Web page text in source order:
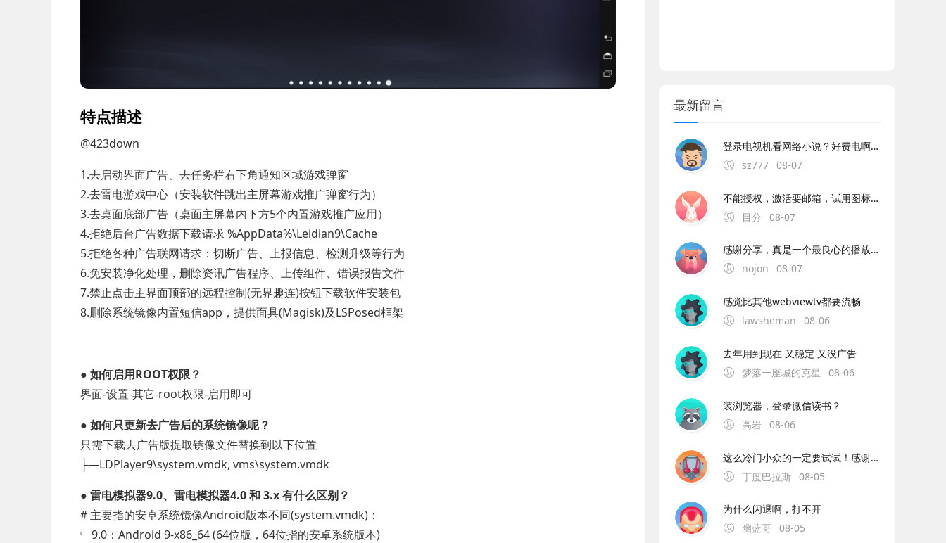
特点描述
@423down
1.去启动界面广告、去任务栏右下角通知区域游戏弹窗
2.去雷电游戏中心（安装软件跳出主屏幕游戏推广弹窗行为）
3.去桌面底部广告（桌面主屏幕内下方5个内置游戏推广应用）
4.拒绝后台广告数据下载请求 %AppData%\Leidian9\Cache
5.拒绝各种广告联网请求：切断广告、上报信息、检测升级等行为
6.免安装净化处理，删除资讯广告程序、上传组件、错误报告文件
7.禁止点击主界面顶部的远程控制(无界趣连)按钮下载软件安装包
8.删除系统镜像内置短信app，提供面具(Magisk)及LSPosed框架
● 如何启用ROOT权限？
界面-设置-其它-root权限-启用即可
● 如何只更新去广告后的系统镜像呢？
只需下载去广告版提取镜像文件替换到以下位置
├—LDPlayer9\system.vmdk, vms\system.vmdk
● 雷电模拟器9.0、雷电模拟器4.0 和 3.x 有什么区别？
# 主要指的安卓系统镜像Android版本不同(system.vmdk)：
﹂9.0：Android 9-x86_64 (64位版，64位指的安卓系统版本)
最新留言
登录电视机看网络小说？好费电啊。。。。
sz777 08-07
不能授权，激活要邮箱，试用图标显示过期
目分
08-07
感谢分享，真是一个最良心的播放器，非常流畅且高清，没有任何广告，央视卫视都全。
nojon
08-07
感觉比其他webviewtv都要流畅
lawsheman
08-06
去年用到现在 又稳定 又没广告
梦落一座城的克星
08-06
装浏览器，登录微信读书？
高岩 08-06
这么冷门小众的一定要试试！感谢分享！
丁度巴拉斯 08-05
为什么闪退啊，打不开
幽蓝哥
08-05